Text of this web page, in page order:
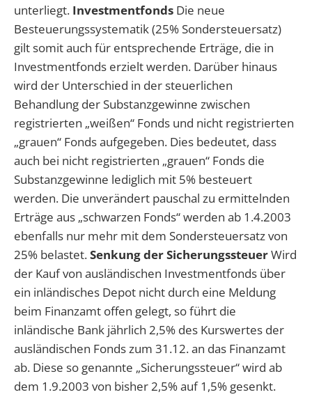
unterliegt. Investmentfonds Die neue
Besteuerungssystematik (25% Sondersteuersatz)
gilt somit auch für entsprechende Erträge, die in
Investmentfonds erzielt werden. Darüber hinaus
wird der Unterschied in der steuerlichen
Behandlung der Substanzgewinne zwischen
registrierten „weißen“ Fonds und nicht registrierten
„grauen“ Fonds aufgegeben. Dies bedeutet, dass
auch bei nicht registrierten „grauen“ Fonds die
Substanzgewinne lediglich mit 5% besteuert
werden. Die unverändert pauschal zu ermittelnden
Erträge aus „schwarzen Fonds“ werden ab 1.4.2003
ebenfalls nur mehr mit dem Sondersteuersatz von
25% belastet.Senkung der SicherungssteuerWird
der Kauf von ausländischen Investmentfonds über
ein inländisches Depot nicht durch eine Meldung
beim Finanzamt offen gelegt, so führt die
inländische Bank jährlich 2,5% des Kurswertes der
ausländischen Fonds zum 31.12. an das Finanzamt
ab. Diese so genannte „Sicherungssteuer“ wird ab
dem 1.9.2003 von bisher 2,5% auf 1,5% gesenkt.